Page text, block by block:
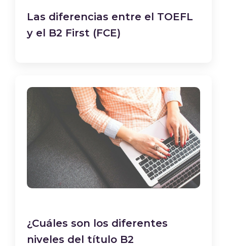
Las diferencias entre el TOEFL
y el B2 First (FCE)
¿Cuáles son los diferentes
niveles del título B2